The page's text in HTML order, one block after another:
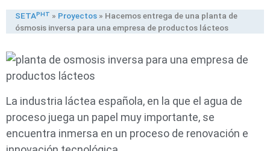
SETAᴾᴴᵀ » Proyectos » Hacemos entrega de una planta de
ósmosis inversa para una empresa de productos lácteos
La industria láctea española, en la que el agua de
proceso juega un papel muy importante, se
encuentra inmersa en un proceso de renovación e